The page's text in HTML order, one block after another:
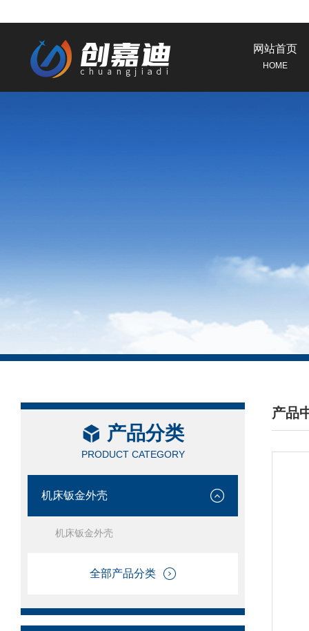
网站首页
HOME
产品分类
PRODUCT CATEGORY
机床钣金外壳
机床钣金外壳
全部产品分类
产品
/